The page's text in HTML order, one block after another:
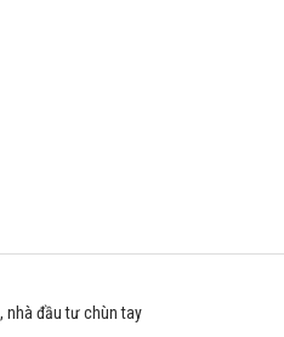
nhà đầu tư chùn tay